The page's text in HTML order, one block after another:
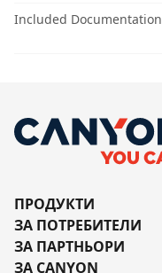
Included Documentation
ПРОДУКТИ
ЗА ПОТРЕБИТЕЛИ
ЗА ПАРТНЬОРИ
ЗА CANYON